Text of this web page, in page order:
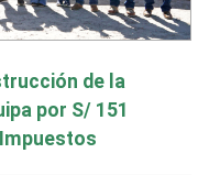
de la
por S/ 151